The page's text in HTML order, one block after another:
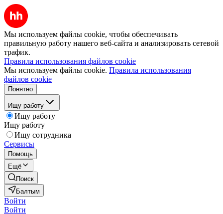
Мы используем файлы cookie, чтобы обеспечивать
правильную работу нашего веб-сайта и анализировать сетевой
трафик.
Правила использования файлов cookie
Мы используем файлы cookie. Правила использования
файлов cookie
Понятно
Ищу работу
Ищу работу
Ищу работу
Ищу сотрудника
Сервисы
Помощь
Ещё
Поиск
Балтым
Войти
Войти